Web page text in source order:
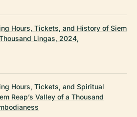
Hours, Tickets, and History of Siem
Lingas, 2024,
Hours, Tickets, and Spiritual
Reap’s Valley of a Thousand